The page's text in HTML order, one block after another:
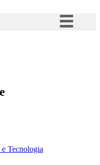
à informação
Tecnologia